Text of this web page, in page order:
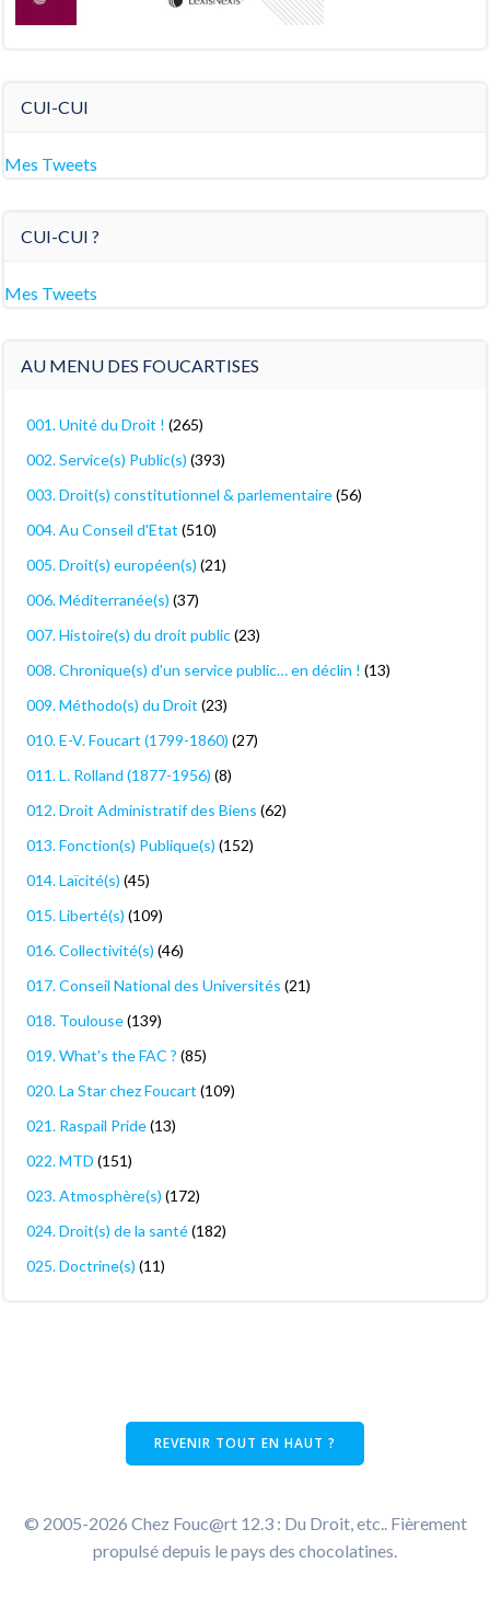
CUI-CUI
Mes Tweets
CUI-CUI ?
Mes Tweets
AU MENU DES FOUCARTISES
001. Unité du Droit ! (265)
002. Service(s) Public(s) (393)
003. Droit(s) constitutionnel & parlementaire(56)
004. Au Conseil d'Etat (510)
005. Droit(s) européen(s) (21)
006. Méditerranée(s) (37)
007. Histoire(s) du droit public(23)
008. Chronique(s) d'un service public… en déclin ! (13)
009. Méthodo(s) du Droit (23)
010. E-V. Foucart (1799-1860) (27)
011. L. Rolland (1877-1956) (8)
012. Droit Administratif des Biens (62)
013. Fonction(s) Publique(s) (152)
014. Laïcité(s) (45)
015. Liberté(s) (109)
016. Collectivité(s) (46)
017. Conseil National des Universités (21)
018. Toulouse(139)
019. What's the FAC ? (85)
020. La Star chez Foucart (109)
021. Raspail Pride(13)
022. MTD (151)
023. Atmosphère(s) (172)
024. Droit(s) de la santé(182)
025. Doctrine(s) (11)
REVENIR TOUT EN HAUT ?
© 2005-2026 Chez Fouc@rt 12.3 : Du Droit, etc.. Fièrement
propulsé depuis le pays des chocolatines.